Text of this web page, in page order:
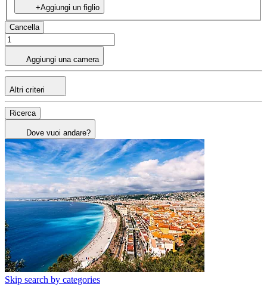
+Aggiungi un figlio
Cancella
Aggiungi una camera
Altri criteri
Ricerca
Dove vuoi andare?
Skip search by categories